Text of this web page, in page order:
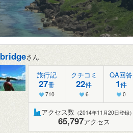
bridgeさん
旅行記
27冊
710
クチコミ
22件
6
QA回答
1件
0
アクセス数 （2014年11月20日登録）
65,797アクセス